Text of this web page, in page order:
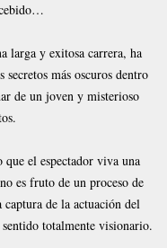
larga y exitosa carrera, ha
más oscuros dentro
de un joven y misterioso
el espectador viva una
es fruto de un proceso de
de la actuación del
sentido totalmente visionario.